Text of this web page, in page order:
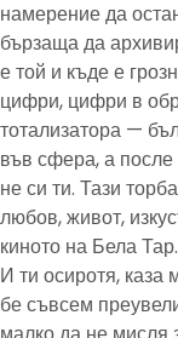
намерение да
бързаща да
е той и къде е
цифри, цифри в
тотализатора —
във сфера, а
не си ти. Тази
любов, живот,
киното на Бела
И ти осиротя, каза
бе съвсем